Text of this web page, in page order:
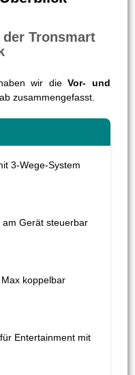
Tronsmart
wir dieVor- und
zusammengefasst.
3-Wege-System
am Gerät steuerbar
koppelbar
Entertainment mit